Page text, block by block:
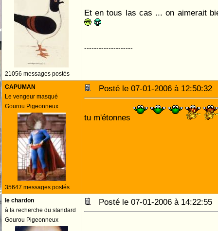
21056 messages postés
Et en tous las cas ... on aimerait
--------------------
CAPUMAN
Le vengeur masqué
Gourou Pigeonneux
35647 messages postés
Posté le 07-01-2006 à
tu m'étonnes
le chardon
à la recherche du standard
Gourou Pigeonneux
Posté le 07-01-2006 à